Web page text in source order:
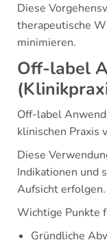
Diese
therapeutische
minimieren.
Off-label
Off-label
klinischen Praxis
Diese
Indikationen und
Aufsicht erfolgen.
Wichtige Punkte
Gründliche